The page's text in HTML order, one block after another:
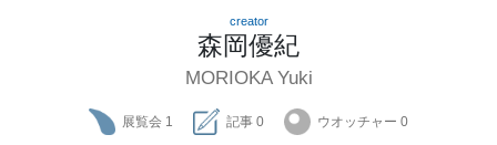
creator
森岡優紀
MORIOKA Yuki
展覧会 1 記事 0 ウオッチャー 0